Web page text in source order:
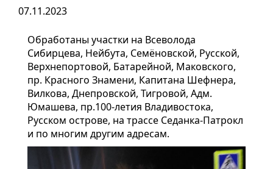
07.11.2023
Обработаны участки на Всеволода
Сибирцева, Нейбута, Семёновской, Русской,
Верхнепортовой, Батарейной, Маковского,
пр. Красного Знамени, Капитана Шефнера,
Вилкова, Днепровской, Тигровой, Адм.
Юмашева, пр.100-летия Владивостока,
Русском острове, на трассе Седанка-Патрокл
и по многим другим адресам.